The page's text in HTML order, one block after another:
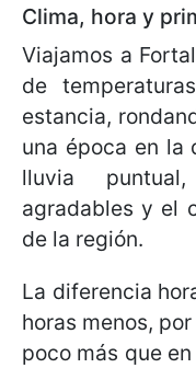
Clima, hora y
Viajamos a
de
estancia,
una época en la
lluvia
agradables y el
de la región.
La diferencia
horas menos,
poco más que